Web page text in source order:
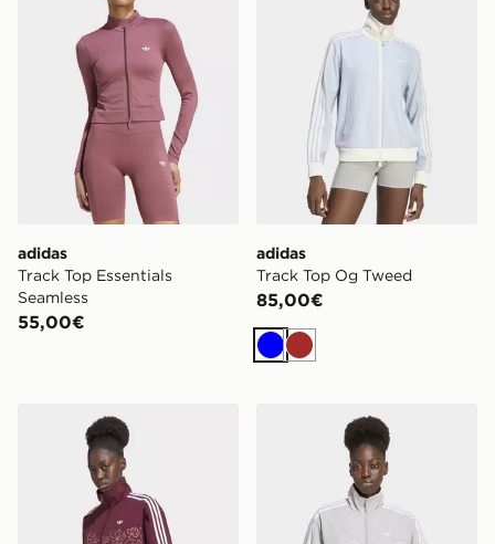
adidas
Track Top Essentials
Seamless
55,00€
adidas
Track Top Og Tweed
85,00€
BluMarrone
adidas Giacca Da Allenamento A Vestibilità Ampia
adidas Giacca Da